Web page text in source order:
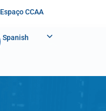
Espaço CCAA
Spanish